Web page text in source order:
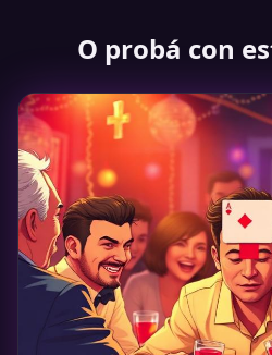
O probá con